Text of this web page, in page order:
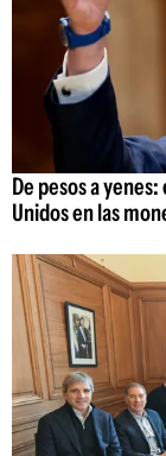
De pesos a
Unidos en las